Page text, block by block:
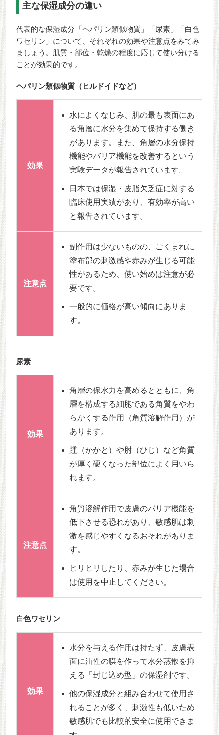
主な保湿成分の違い
代表的な保湿成分「ヘパリン類似物質」「尿素」「白色
ワセリン」について、それぞれの効果や注意点をみてみ
ましょう。肌質・部位・乾燥の程度に応じて使い分ける
ことが効果的です。
ヘパリン類似物質（ヒルドイドなど）
効果
水によくなじみ、肌の最も表面にあ
る角層に水分を集めて保持する働き
があります。また、角層の水分保持
機能やバリア機能を改善するという
実験データが報告されています。
日本では保湿・皮脂欠乏症に対する
臨床使用実績があり、有効率が高い
と報告されています。
注意点
副作用は少ないものの、ごくまれに
塗布部の刺激感や赤みが生じる可能
性があるため、使い始めは注意が必
要です。
一般的に価格が高い傾向にありま
す。
尿素
効果
角層の保水力を高めるとともに、角
層を構成する細胞である角質をやわ
らかくする作用（角質溶解作用）が
あります。
踵（かかと）や肘（ひじ）など角質
が厚く硬くなった部位によく用いら
れます。
注意点
角質溶解作用で皮膚のバリア機能を
低下させる恐れがあり、敏感肌は刺
激を感じやすくなるおそれがありま
す。
ヒリヒリしたり、赤みが生じた場合
は使用を中止してください。
白色ワセリン
効果
水分を与える作用は持たず、皮膚表
面に油性の膜を作って水分蒸散を抑
える「封じ込め型」の保湿剤です。
他の保湿成分と組み合わせて使用さ
れることが多く、刺激性も低いため
敏感肌でも比較的安全に使用できま